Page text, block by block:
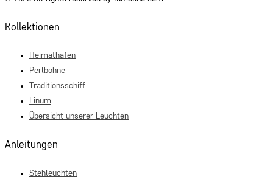
Kollektionen
Heimathafen
Perlbohne
Traditionsschiff
Linum
Übersicht unserer Leuchten
Anleitungen
Stehleuchten